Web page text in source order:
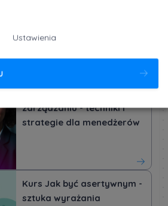
oraz budowania harmonii i
zarządzaniu - techniki i
strategie dla menedżerów
Kurs Jak być asertywnym -
sztuka wyrażania
Ustawienia